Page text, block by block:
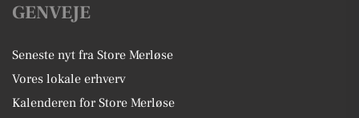
GENVEJE
Seneste nyt fra Store Merløse
Vores lokale erhverv
Kalenderen for Store Merløse